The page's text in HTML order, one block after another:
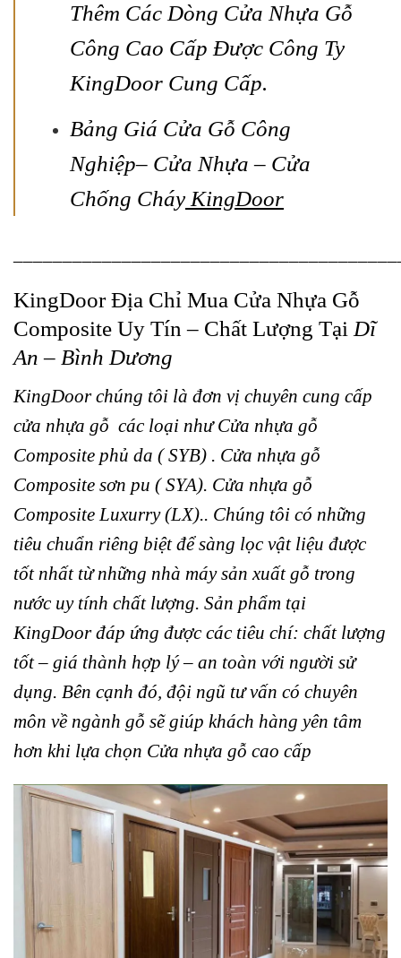
Thêm Các Dòng Cửa Nhựa Gỗ
Công Cao Cấp Được Công Ty
KingDoor Cung Cấp.
Bảng Giá Cửa Gỗ Công
Nghiệp– Cửa Nhựa – Cửa
Chống CháyKingDoor
KingDoor Địa Chỉ Mua Cửa Nhựa Gỗ
Composite Uy Tín – Chất Lượng Tại Dĩ
An – Bình Dương
KingDoorchúng tôi là đơn vị chuyên cung cấp
cửa nhựa gỗ các loại như Cửa nhựa gỗ
Composite phủ da ( SYB) . Cửa nhựa gỗ
Composite sơn pu ( SYA). Cửa nhựa gỗ
Composite Luxurry (LX).. Chúng tôi có những
tiêu chuẩn riêng biệt để sàng lọc vật liệu được
tốt nhất từ những nhà máy sản xuất gỗ trong
nước uy tính chất lượng. Sản phẩm tại
KingDoor đáp ứng được các tiêu chí: chất lượng
tốt – giá thành hợp lý – an toàn với người sử
dụng. Bên cạnh đó, đội ngũ tư vấn có chuyên
môn về ngành gỗ sẽ giúp khách hàng yên tâm
hơn khi lựa chọn Cửa nhựa gỗ cao cấp